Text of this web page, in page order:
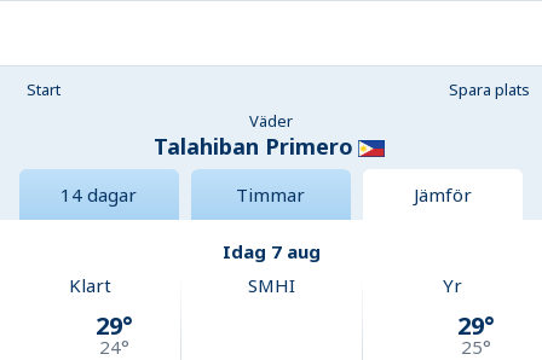
Start
Spara plats
Väder
Talahiban Primero
14 dagar Timmar Jämför
Idag 7 aug
Klart
29°
24°
SMHI Yr
29°
25°